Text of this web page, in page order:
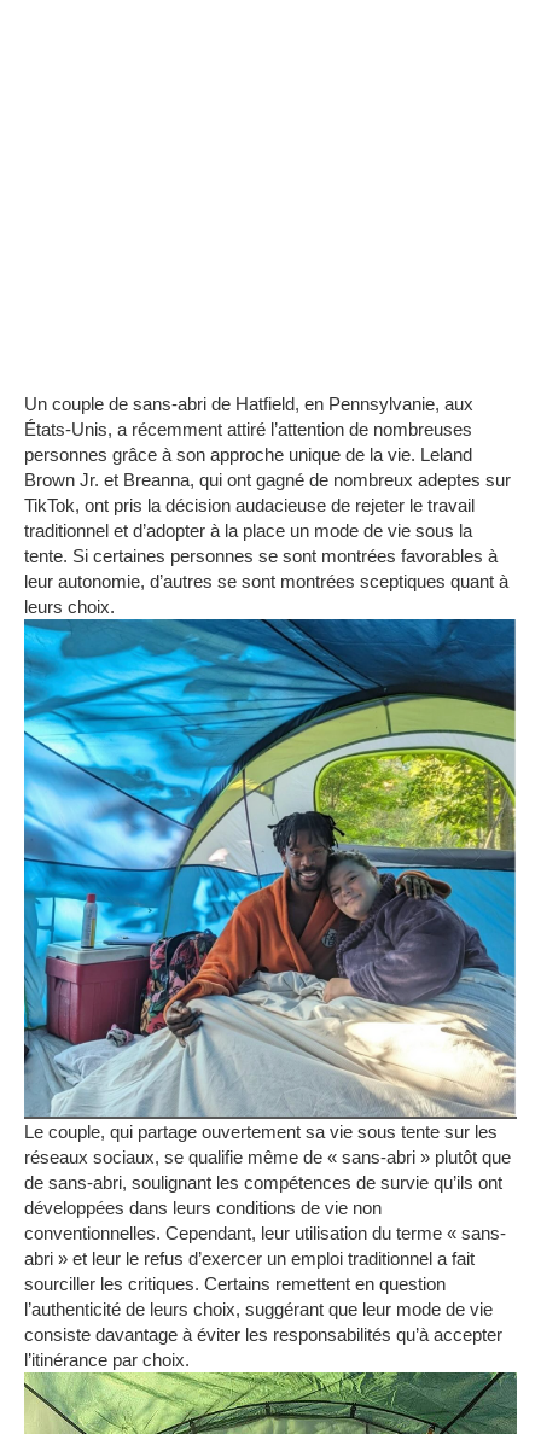
Un couple de sans-abri de Hatfield, en Pennsylvanie, aux
États-Unis, a récemment attiré l’attention de nombreuses
personnes grâce à son approche unique de la vie. Leland
Brown Jr. et Breanna, qui ont gagné de nombreux adeptes sur
TikTok, ont pris la décision audacieuse de rejeter le travail
traditionnel et d’adopter à la place un mode de vie sous la
tente. Si certaines personnes se sont montrées favorables à
leur autonomie, d’autres se sont montrées sceptiques quant à
leurs choix.
Le couple, qui partage ouvertement sa vie sous tente sur les
réseaux sociaux, se qualifie même de « sans-abri » plutôt que
de sans-abri, soulignant les compétences de survie qu’ils ont
développées dans leurs conditions de vie non
conventionnelles. Cependant, leur utilisation du terme « sans-
abri » et leur le refus d’exercer un emploi traditionnel a fait
sourciller les critiques. Certains remettent en question
l’authenticité de leurs choix, suggérant que leur mode de vie
consiste davantage à éviter les responsabilités qu’à accepter
l’itinérance par choix.